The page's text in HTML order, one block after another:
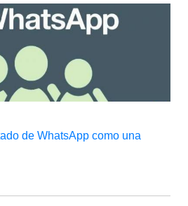
de WhatsApp como una